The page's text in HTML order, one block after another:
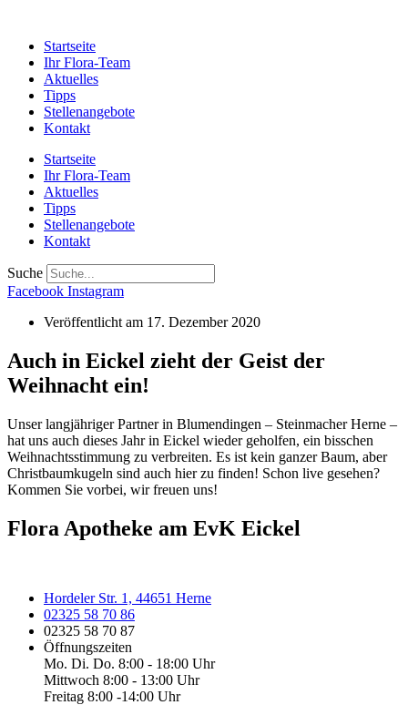
Startseite
Ihr Flora-Team
Aktuelles
Tipps
Stellenangebote
Kontakt
Startseite
Ihr Flora-Team
Aktuelles
Tipps
Stellenangebote
Kontakt
Suche
Facebook Instagram
Veröffentlicht am 17. Dezember 2020
Auch in Eickel zieht der Geist der
Weihnacht ein!
Unser langjähriger Partner in Blumendingen – Steinmacher Herne –
hat uns auch dieses Jahr in Eickel wieder geholfen, ein bisschen
Weihnachtsstimmung zu verbreiten. Es ist kein ganzer Baum, aber
Christbaumkugeln sind auch hier zu finden! Schon live gesehen?
Kommen Sie vorbei, wir freuen uns!
Flora Apotheke am EvK Eickel
Hordeler Str. 1, 44651 Herne
02325 58 70 86
02325 58 70 87
Öffnungszeiten
Mo. Di. Do. 8:00 - 18:00 Uhr
Mittwoch 8:00 - 13:00 Uhr
Freitag 8:00 -14:00 Uhr